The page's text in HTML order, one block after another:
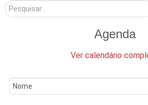
Pesquisar
Agenda
Ver calendário